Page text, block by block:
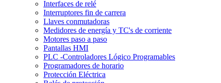
Interfaces de relé
Interruptores fin de carrera
Llaves conmutadoras
Medidores de energía y TC's de corriente
Motores paso a paso
Pantallas HMI
PLC -Controladores Lógico Programables
Programadores de horario
Protección Eléctrica